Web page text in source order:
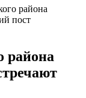
района
пост
района